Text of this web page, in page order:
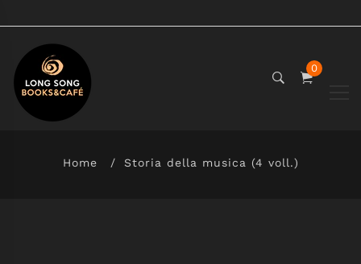
0
Home Storia della musica (4 voll.)